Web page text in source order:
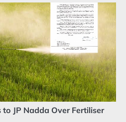
JP Nadda Over Fertiliser